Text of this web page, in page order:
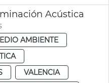
Acústica
AMBIENTE
VALENCIA